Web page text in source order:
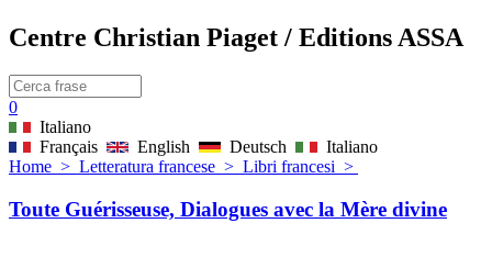
Centre Christian Piaget / Editions ASSA
0
Italiano
Français
English Deutsch
Italiano
Home > Letteratura francese > Libri francesi >
Toute Guérisseuse, Dialogues avec la Mère divine